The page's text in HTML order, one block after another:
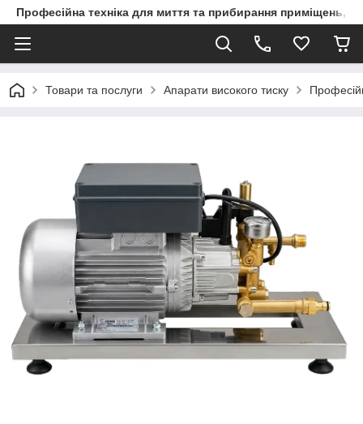
Професійна техніка для миття та прибирання приміщень,
Товари та послуги Апарати високого тиску